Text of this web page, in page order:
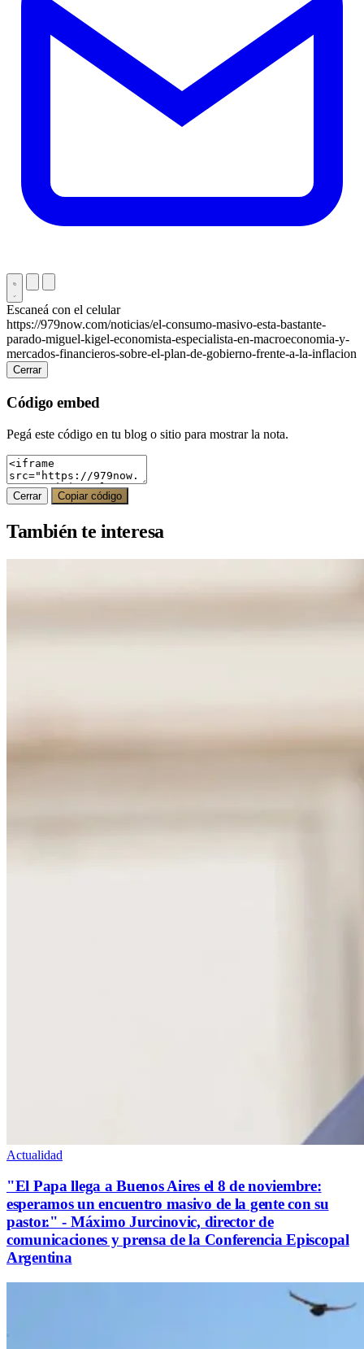
Escaneá con el celular
https://979now.com/noticias/el-consumo-masivo-esta-bastante-
parado-miguel-kigel-economista-especialista-en-macroeconomia-y-
mercados-financieros-sobre-el-plan-de-gobierno-frente-a-la-inflacion
Cerrar
Código embed
Pegá este código en tu blog o sitio para mostrar la nota.
Cerrar Copiar código
También te interesa
Actualidad
"El Papa llega a Buenos Aires el 8 de noviembre:
esperamos un encuentro masivo de la gente con su
pastor." - Máximo Jurcinovic, director de
comunicaciones y prensa de la Conferencia Episcopal
Argentina